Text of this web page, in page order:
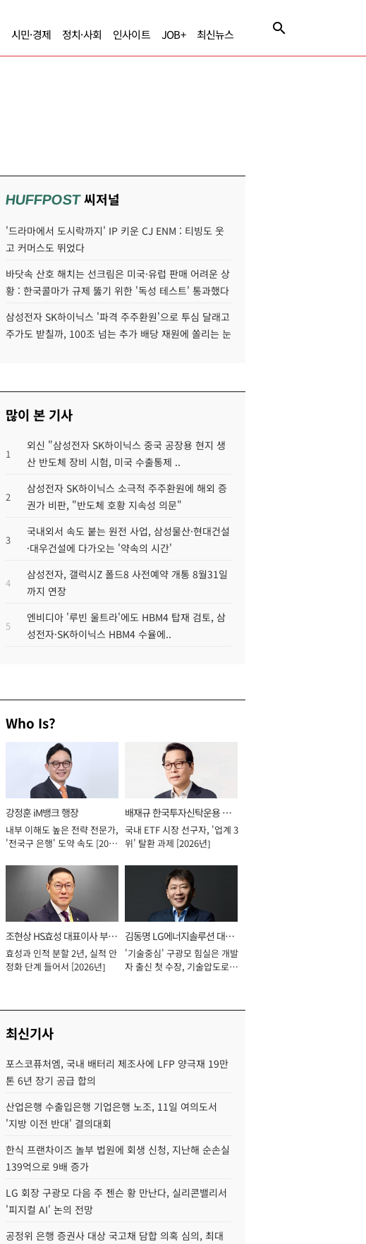
시민·경제 정치·사회 인사이트 JOB+ 최신뉴스
HUFFPOST씨저널
'드라마에서 도시락까지' IP 키운 CJ ENM : 티빙도 웃
고 커머스도 뛰었다
바닷속 산호 해치는 선크림은 미국·유럽 판매 어려운 상
황 : 한국콜마가 규제 뚫기 위한 '독성 테스트' 통과했다
삼성전자 SK하이닉스 '파격 주주환원'으로 투심 달래고
주가도 받칠까, 100조 넘는 추가 배당 재원에 쏠리는 눈
많이 본 기사
1
외신 "삼성전자 SK하이닉스 중국 공장용 현지 생
산 반도체 장비 시험, 미국 수출통제 ..
2
삼성전자 SK하이닉스 소극적 주주환원에 해외 증
권가 비판, "반도체 호황 지속성 의문"
3
국내외서 속도 붙는 원전 사업, 삼성물산·현대건설
·대우건설에 다가오는 '약속의 시간'
4
삼성전자, 갤럭시Z 폴드8 사전예약 개통 8월31일
까지 연장
5
엔비디아 '루빈 울트라'에도 HBM4 탑재 검토, 삼
성전자·SK하이닉스 HBM4 수율에..
Who Is?
강정훈 iM뱅크 행장
내부 이해도 높은 전략 전문가,
'전국구 은행' 도약 속도 [2026
배재규 한국투자신탁운용 대
표이사 사장
국내 ETF 시장 선구자, '업계 3
위' 탈환 과제 [2026년]
조현상 HS효성 대표이사 부회
장
효성과 인적 분할 2년, 실적 안
정화 단계 들어서 [2026년]
김동명 LG에너지솔루션 대표
이사 사장
'기술중심' 구광모 힘실은 개발
자 출신 첫 수장, 기술압도로
최신기사
포스코퓨처엠, 국내 배터리 제조사에 LFP 양극재 19만
톤 6년 장기 공급 합의
산업은행 수출입은행 기업은행 노조, 11일 여의도서
'지방 이전 반대' 결의대회
한식 프랜차이즈 놀부 법원에 회생 신청, 지난해 순손실
139억으로 9배 증가
LG 회장 구광모 다음 주 젠슨 황 만난다, 실리콘밸리서
'피지컬 AI' 논의 전망
공정위 은행 증권사 대상 국고채 담합 의혹 심의, 최대